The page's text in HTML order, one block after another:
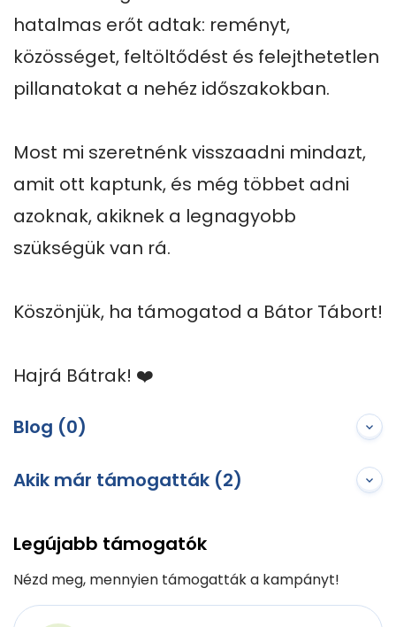
hatalmas erőt adtak: reményt,
közösséget, feltöltődést és felejthetetlen
pillanatokat a nehéz időszakokban.
Most mi szeretnénk visszaadni mindazt,
amit ott kaptunk, és még többet adni
azoknak, akiknek a legnagyobb
szükségük van rá.
Köszönjük, ha támogatod a Bátor Tábort!
Hajrá Bátrak! ❤️
Blog (0)
Akik már támogatták (2)
Legújabb támogatók
Nézd meg, mennyien támogatták a kampányt!